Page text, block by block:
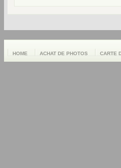
HOME ACHAT DE PHOTOS CARTE